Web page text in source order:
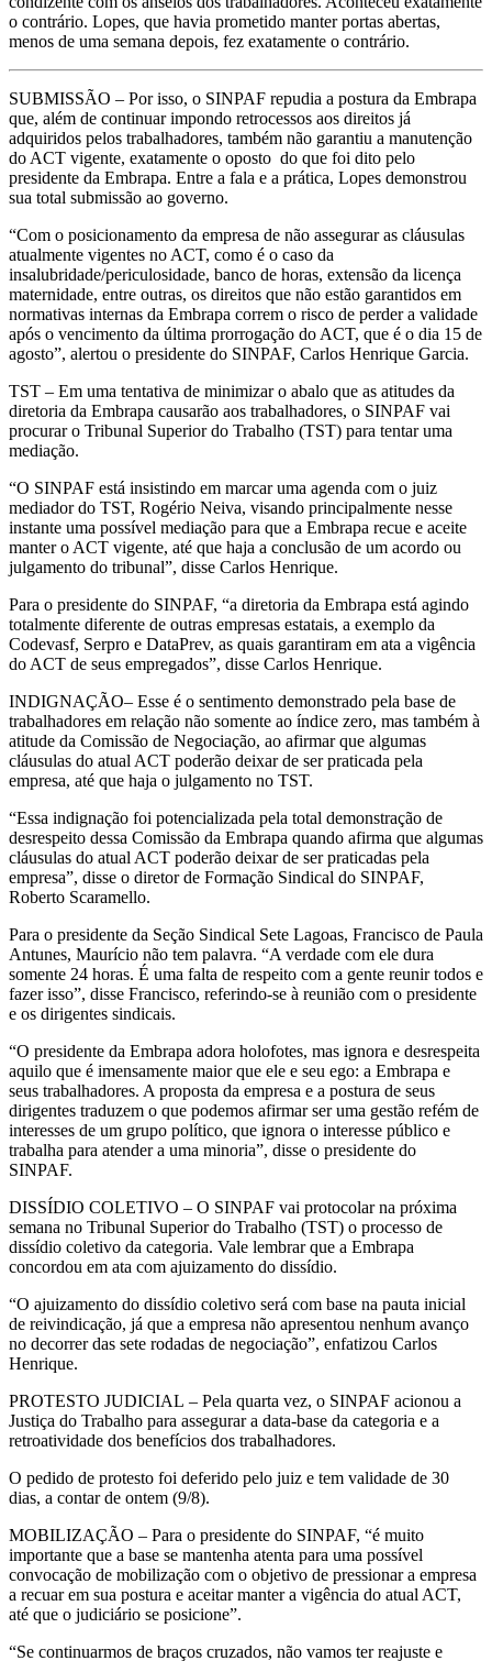
o contrário. Lopes, que havia prometido manter portas abertas,
menos de uma semana depois, fez exatamente o contrário.
SUBMISSÃO – Por isso, o SINPAF repudia a postura da Embrapa
que, além de continuar impondo retrocessos aos direitos já
adquiridos pelos trabalhadores, também não garantiu a manutenção
do ACT vigente, exatamente o oposto do que foi dito pelo
presidente da Embrapa. Entre a fala e a prática, Lopes demonstrou
sua total submissão ao governo.
“Com o posicionamento da empresa de não assegurar as cláusulas
atualmente vigentes no ACT, como é o caso da
insalubridade/periculosidade, banco de horas, extensão da licença
maternidade, entre outras, os direitos que não estão garantidos em
normativas internas da Embrapa correm o risco de perder a validade
após o vencimento da última prorrogação do ACT, que é o dia 15 de
agosto”, alertou o presidente do SINPAF, Carlos Henrique Garcia.
TST – Em uma tentativa de minimizar o abalo que as atitudes da
diretoria da Embrapa causarão aos trabalhadores, o SINPAF vai
procurar o Tribunal Superior do Trabalho (TST) para tentar uma
mediação.
“O SINPAF está insistindo em marcar uma agenda com o juiz
mediador do TST, Rogério Neiva, visando principalmente nesse
instante uma possível mediação para que a Embrapa recue e aceite
manter o ACT vigente, até que haja a conclusão de um acordo ou
julgamento do tribunal”, disse Carlos Henrique.
Para o presidente do SINPAF, “a diretoria da Embrapa está agindo
totalmente diferente de outras empresas estatais, a exemplo da
Codevasf, Serpro e DataPrev, as quais garantiram em ata a vigência
do ACT de seus empregados”, disse Carlos Henrique.
INDIGNAÇÃO– Esse é o sentimento demonstrado pela base de
trabalhadores em relação não somente ao índice zero, mas também à
atitude da Comissão de Negociação, ao afirmar que algumas
cláusulas do atual ACT poderão deixar de ser praticada pela
empresa, até que haja o julgamento no TST.
“Essa indignação foi potencializada pela total demonstração de
desrespeito dessa Comissão da Embrapa quando afirma que algumas
cláusulas do atual ACT poderão deixar de ser praticadas pela
empresa”, disse o diretor de Formação Sindical do SINPAF,
Roberto Scaramello.
Para o presidente da Seção Sindical Sete Lagoas, Francisco de Paula
Antunes, Maurício não tem palavra. “A verdade com ele dura
somente 24 horas. É uma falta de respeito com a gente reunir todos e
fazer isso”, disse Francisco, referindo-se à reunião com o presidente
e os dirigentes sindicais.
“O presidente da Embrapa adora holofotes, mas ignora e desrespeita
aquilo que é imensamente maior que ele e seu ego: a Embrapa e
seus trabalhadores. A proposta da empresa e a postura de seus
dirigentes traduzem o que podemos afirmar ser uma gestão refém de
interesses de um grupo político, que ignora o interesse público e
trabalha para atender a uma minoria”, disse o presidente do
SINPAF.
DISSÍDIO COLETIVO – O SINPAF vai protocolar na próxima
semana no Tribunal Superior do Trabalho (TST) o processo de
dissídio coletivo da categoria. Vale lembrar que a Embrapa
concordou em ata com ajuizamento do dissídio.
“O ajuizamento do dissídio coletivo será com base na pauta inicial
de reivindicação, já que a empresa não apresentou nenhum avanço
no decorrer das sete rodadas de negociação”, enfatizou Carlos
Henrique.
PROTESTO JUDICIAL – Pela quarta vez, o SINPAF acionou a
Justiça do Trabalho para assegurar a data-base da categoria e a
retroatividade dos benefícios dos trabalhadores.
O pedido de protesto foi deferido pelo juiz e tem validade de 30
dias, a contar de ontem (9/8).
MOBILIZAÇÃO – Para o presidente do SINPAF, “é muito
importante que a base se mantenha atenta para uma possível
convocação de mobilização com o objetivo de pressionar a empresa
a recuar em sua postura e aceitar manter a vigência do atual ACT,
até que o judiciário se posicione”.
“Se continuarmos de braços cruzados, não vamos ter reajuste e